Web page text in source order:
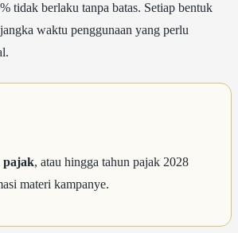
tidak berlaku tanpa batas. Setiap bentuk
waktu penggunaan yang perlu
pajak, atau hingga tahun pajak 2028
materi kampanye.